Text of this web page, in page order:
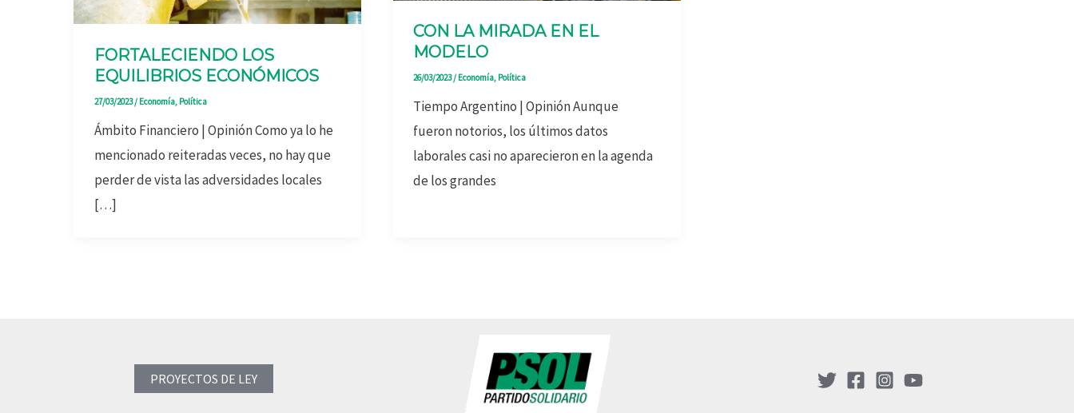
FORTALECIENDO LOS
EQUILIBRIOS ECONÓMICOS
27/03/2023/ Economía, Política
Ámbito Financiero | Opinión Como ya lo he
mencionado reiteradas veces, no hay que
perder de vista las adversidades locales
[…]
CON LA MIRADA EN EL
MODELO
26/03/2023/ Economía, Política
Tiempo Argentino | Opinión Aunque
fueron notorios, los últimos datos
laborales casi no aparecieron en la agenda
de los grandes
PROYECTOS DE LEY